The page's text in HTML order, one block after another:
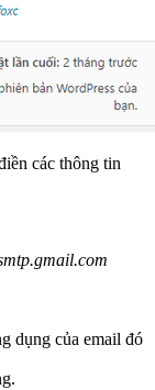
các thông tin
dụng của email đó